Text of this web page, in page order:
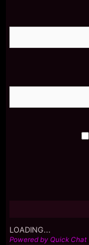
LOADING...
Powered by Quick Chat